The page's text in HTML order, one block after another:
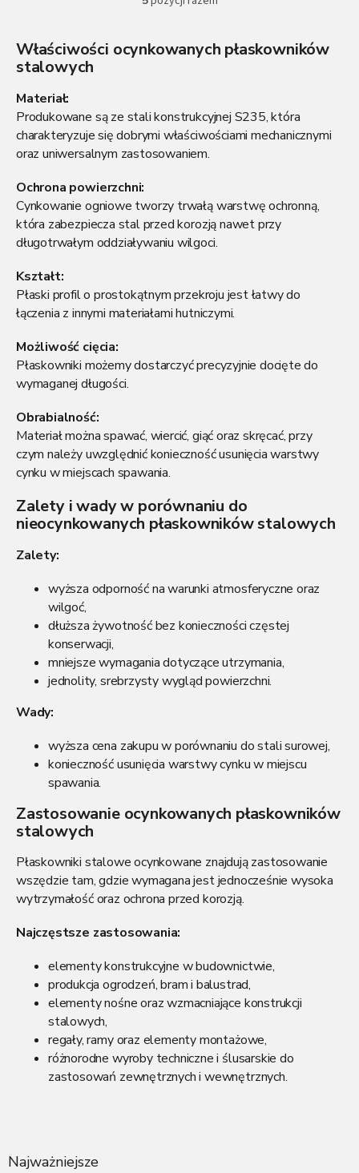
K
t
k
i
l
i
y
Właściwości ocynkowanych płaskowników
stalowych
Materiał:
Produkowane są ze stali konstrukcyjnej S235, która
charakteryzuje się dobrymi właściwościami mechanicznymi
oraz uniwersalnym zastosowaniem.
Ochrona powierzchni:
Cynkowanie ogniowe tworzy trwałą warstwę ochronną,
która zabezpiecza stal przed korozją nawet przy
długotrwałym oddziaływaniu wilgoci.
Kształt:
Płaski profil o prostokątnym przekroju jest łatwy do
łączenia z innymi materiałami hutniczymi.
Możliwość cięcia:
Płaskowniki możemy dostarczyć precyzyjnie docięte do
wymaganej długości.
Obrabialność:
Materiał można spawać, wiercić, giąć oraz skręcać, przy
czym należy uwzględnić konieczność usunięcia warstwy
cynku w miejscach spawania.
Zalety i wady w porównaniu do
nieocynkowanych płaskowników stalowych
Zalety:
wyższa odporność na warunki atmosferyczne oraz
wilgoć,
dłuższa żywotność bez konieczności częstej
konserwacji,
mniejsze wymagania dotyczące utrzymania,
jednolity, srebrzysty wygląd powierzchni.
Wady:
wyższa cena zakupu w porównaniu do stali surowej,
konieczność usunięcia warstwy cynku w miejscu
spawania.
Zastosowanie ocynkowanych płaskowników
stalowych
Płaskowniki stalowe ocynkowane znajdują zastosowanie
wszędzie tam, gdzie wymagana jest jednocześnie wysoka
wytrzymałość oraz ochrona przed korozją.
Najczęstsze zastosowania:
elementy konstrukcyjne w budownictwie,
produkcja ogrodzeń, bram i balustrad,
elementy nośne oraz wzmacniające konstrukcji
stalowych,
regały, ramy oraz elementy montażowe,
różnorodne wyroby techniczne i ślusarskie do
zastosowań zewnętrznych i wewnętrznych.
Najważniejsze